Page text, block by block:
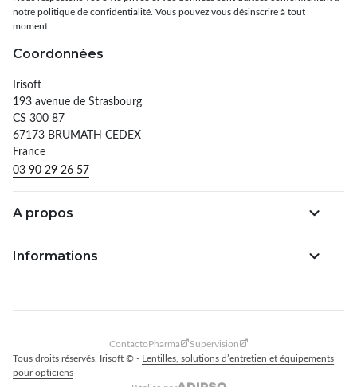
notre politique de confidentialité. Vous pouvez vous désinscrire à tout
moment.
Coordonnées
Irisoft
193 avenue de Strasbourg
CS 300 87
67173 BRUMATH CEDEX
France
03 90 29 26 57
A propos
Informations
ContactoPharma
Supervision
Tous droits réservés. Irisoft © - Lentilles, solutions d’entretien et équipements
pour opticiens